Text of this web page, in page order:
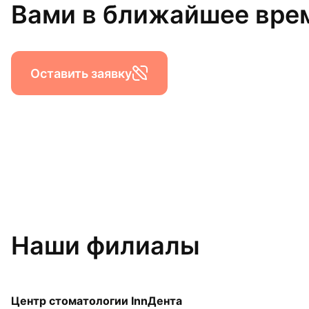
Вами в ближайшее
Оставить заявку
Наши филиалы
Центр стоматологии InnДента